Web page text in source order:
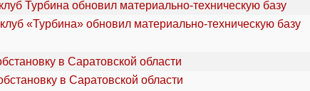
«Турбина» обновил материально-техническую базу
в Саратовской области